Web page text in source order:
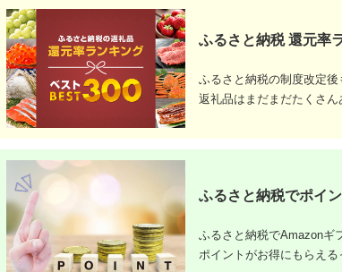
川越市
スパイスカレ
ト＆からし菜の
／ お試し 香
玉県
8,000円
宮城県 塩竈市
280g×2パック（8
5.0
寄付金額:12,500円
佃煮 竹の子ちりめん
寄付金額: 13,000 円
香
寄
ふるさと納税 還元率
ふるさと納税の制度改定後
返礼品はまだまだたくさん
ふるさと納税でポイ
ふるさと納税でAmazonギ
ポイントがお得にもらえ